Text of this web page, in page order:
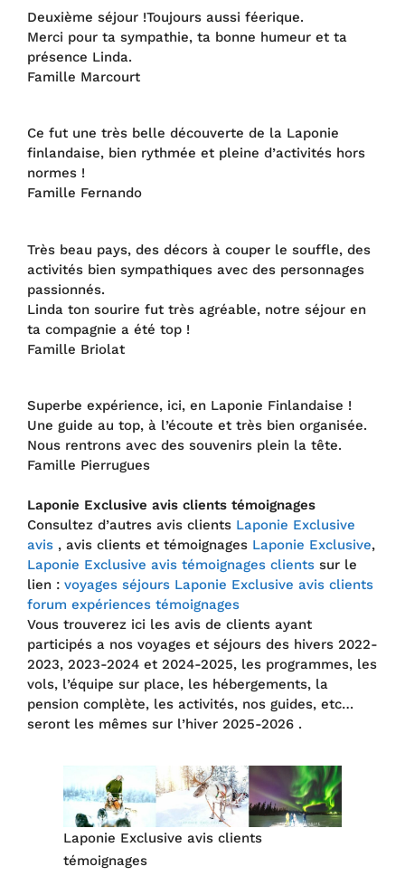
Deuxième séjour !Toujours aussi féerique.
Merci pour ta sympathie, ta bonne humeur et ta
présence Linda.
Famille Marcourt
Ce fut une très belle découverte de la Laponie
finlandaise, bien rythmée et pleine d’activités hors
normes !
Famille Fernando
Très beau pays, des décors à couper le souffle, des
activités bien sympathiques avec des personnages
passionnés.
Linda ton sourire fut très agréable, notre séjour en
ta compagnie a été top !
Famille Briolat
Superbe expérience, ici, en Laponie Finlandaise !
Une guide au top, à l’écoute et très bien organisée.
Nous rentrons avec des souvenirs plein la tête.
Famille Pierrugues
Laponie Exclusive avis clients témoignages
Consultez d’autres avis clients Laponie Exclusive
avis , avis clients et témoignages Laponie Exclusive,
Laponie Exclusive avis témoignages clients sur le
lien : voyages séjours Laponie Exclusive avis clients
forum expériences témoignages
Vous trouverez ici les avis de clients ayant
participés a nos voyages et séjours des hivers 2022-
2023, 2023-2024 et 2024-2025, les programmes, les
vols, l’équipe sur place, les hébergements, la
pension complète, les activités, nos guides, etc…
seront les mêmes sur l’hiver 2025-2026 .
Laponie Exclusive avis clients
témoignages